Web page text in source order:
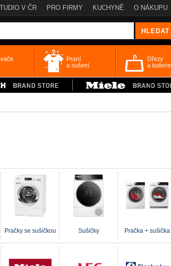
V ČR PRO FIRMY KUCHYNĚ O NÁKUPU
Praní
a sušení
Dřezy
a baterie
Pračky se sušičkou Sušičky Pračka + sušička